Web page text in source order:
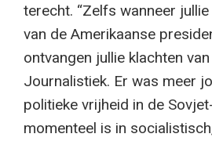
terecht. “Zelfs wanneer
van de Amerikaanse
ontvangen jullie klachten
Journalistiek. Er was meer
politieke vrijheid in de
momenteel is in